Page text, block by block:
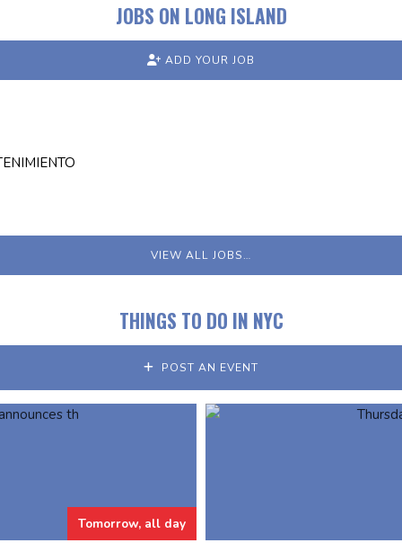
JOBS ON LONG ISLAND
ADD YOUR JOB
VIEW ALL JOBS…
THINGS TO DO IN NYC
POST AN EVENT
Tomorrow, all day